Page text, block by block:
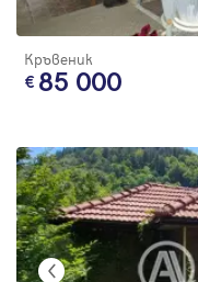
Кръвеник
85 000